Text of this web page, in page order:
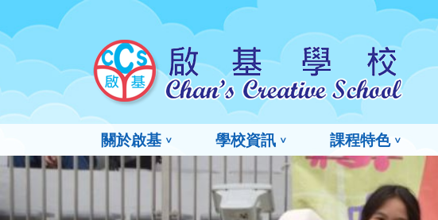
關於啟基 學校資訊 課程特色